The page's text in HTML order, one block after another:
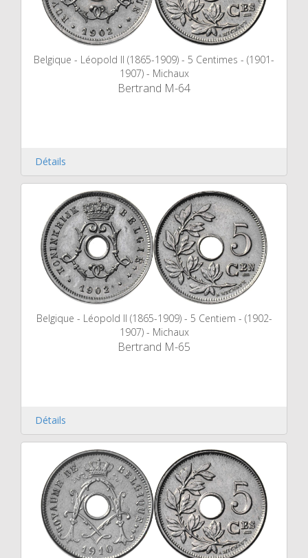
Belgique - Léopold II (1865-1909) - 5 Centimes - (1901-
1907) - Michaux
Bertrand M-64
Détails
Belgique - Léopold II (1865-1909) - 5 Centiem - (1902-
1907) - Michaux
Bertrand M-65
Détails